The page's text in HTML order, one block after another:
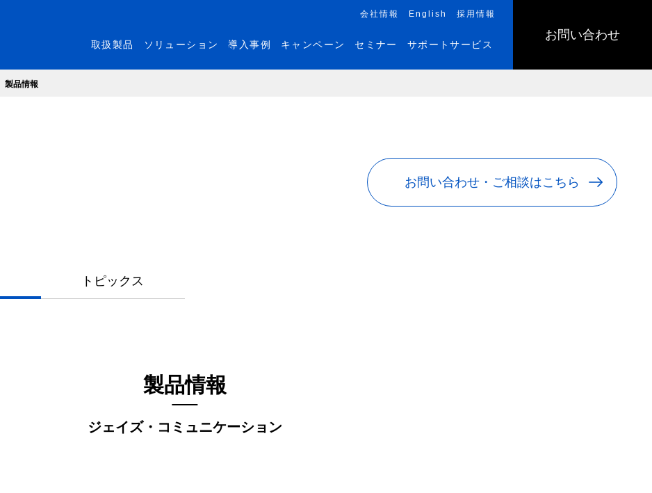
お問い合わせ
会社情報 English 採用情報
取扱製品 ソリューション 導入事例 キャンペーン セミナー サポートサービス
製品情報
お問い合わせ・ご相談はこちら
トピックス
ジェイズ・コミュニケーション
製品情報